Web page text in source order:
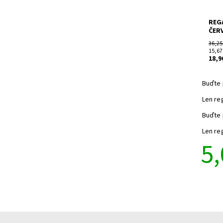
36,25
Buďte
Len
Buďte
Len